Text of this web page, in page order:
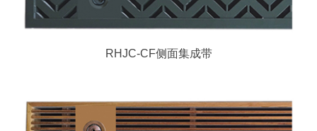
RHJC-CF侧面集成带